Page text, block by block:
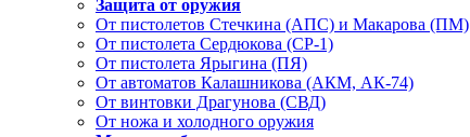
Защита от оружия
От пистолетов Стечкина (АПС) и Макарова (ПМ)
От пистолета Сердюкова (СР-1)
От пистолета Ярыгина (ПЯ)
От автоматов Калашникова (АКМ, АК-74)
От винтовки Драгунова (СВД)
От ножа и холодного оружия